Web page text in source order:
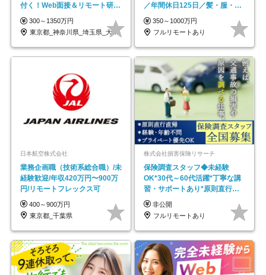
付く！Web面接＆リモート研修
も充実♪/a
300～1350万円
東京都_神奈川県_埼玉県_大阪府_愛知県…
／年間休日125日／髪・服・ネ
イル自由／研修充実で安心
350～1000万円
フルリモートあり
日本航空株式会社
業務企画職（技術系総合職）/未
経験歓迎/年収420万円〜900万
円/リモートフレックス可
400～900万円
東京都_千葉県
株式会社損害保険リサーチ
保険調査スタッフ◆未経験
OK*30代～60代活躍*丁寧な講
習・サポートあり*原則直行直
帰／全国募集・業務委託
非公開
フルリモートあり